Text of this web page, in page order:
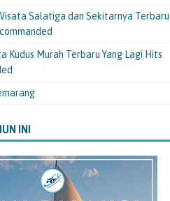
Salatiga dan Sekitarnya Terbaru
Kudus Murah Terbaru Yang Lagi Hits
INI